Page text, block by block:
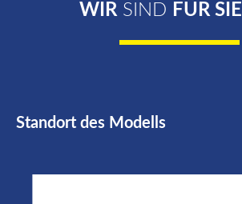
WIRSIND FÜR SIE
Standort des Modells